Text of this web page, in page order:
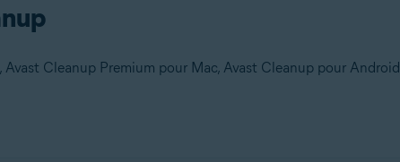
Cleanup Premium pour Mac, Avast Cleanup pour Android